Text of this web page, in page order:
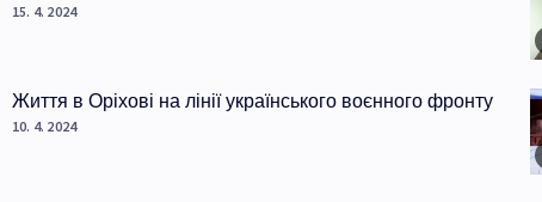
15. 4. 2024
Життя в Оріхові на лінії українського воєнного фронту
10. 4. 2024